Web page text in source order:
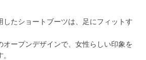
したショートブーツは、足にフィットす
オープンデザインで、女性らしい印象を